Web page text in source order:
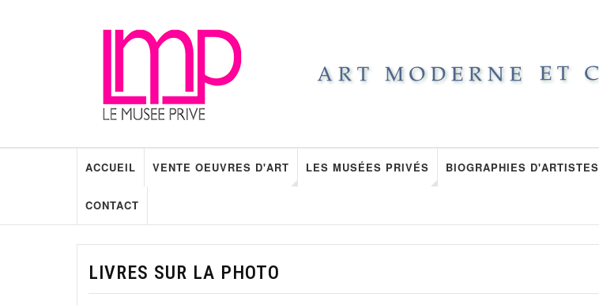
ACCUEIL VENTE OEUVRES D'ART LES MUSÉES PRIVÉS BIOGRAPHIES D'ARTISTES
CONTACT
LIVRES SUR LA PHOTO